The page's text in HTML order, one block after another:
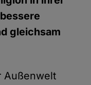
gleichsam
Außenwelt